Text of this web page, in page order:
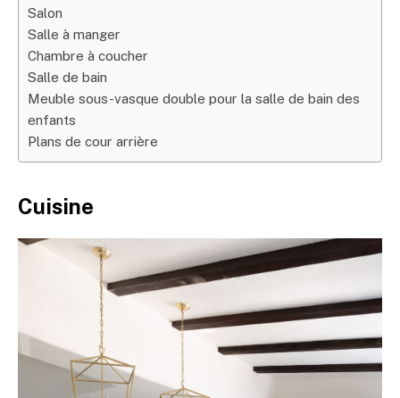
Salon
Salle à manger
Chambre à coucher
Salle de bain
Meuble sous-vasque double pour la salle de bain des
enfants
Plans de cour arrière
Cuisine